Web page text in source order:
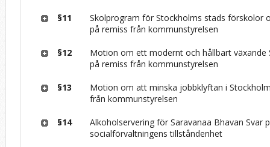
§11
Skolprogram för Stockholms stads förskolor
på remiss från kommunstyrelsen
§12
Motion om ett modernt och hållbart växande
på remiss från kommunstyrelsen
§13
Motion om att minska jobbklyftan i
från kommunstyrelsen
§14
Alkoholservering för Saravanaa Bhavan Svar
socialförvaltningens tillståndenhet